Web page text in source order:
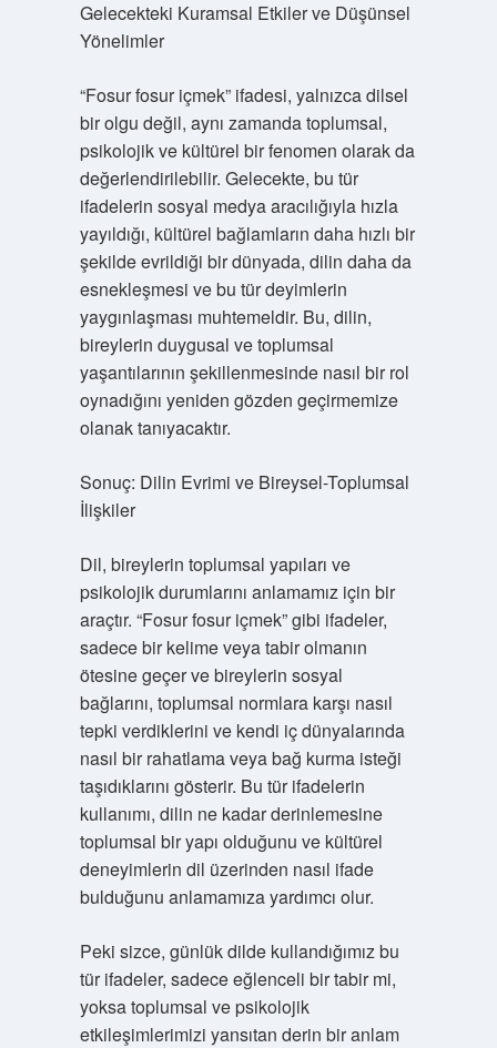
Gelecekteki Kuramsal Etkiler ve Düşünsel
Yönelimler
“Fosur fosur içmek” ifadesi, yalnızca dilsel
bir olgu değil, aynı zamanda toplumsal,
psikolojik ve kültürel bir fenomen olarak da
değerlendirilebilir. Gelecekte, bu tür
ifadelerin sosyal medya aracılığıyla hızla
yayıldığı, kültürel bağlamların daha hızlı bir
şekilde evrildiği bir dünyada, dilin daha da
esnekleşmesi ve bu tür deyimlerin
yaygınlaşması muhtemeldir. Bu, dilin,
bireylerin duygusal ve toplumsal
yaşantılarının şekillenmesinde nasıl bir rol
oynadığını yeniden gözden geçirmemize
olanak tanıyacaktır.
Sonuç: Dilin Evrimi ve Bireysel-Toplumsal
İlişkiler
Dil, bireylerin toplumsal yapıları ve
psikolojik durumlarını anlamamız için bir
araçtır. “Fosur fosur içmek” gibi ifadeler,
sadece bir kelime veya tabir olmanın
ötesine geçer ve bireylerin sosyal
bağlarını, toplumsal normlara karşı nasıl
tepki verdiklerini ve kendi iç dünyalarında
nasıl bir rahatlama veya bağ kurma isteği
taşıdıklarını gösterir. Bu tür ifadelerin
kullanımı, dilin ne kadar derinlemesine
toplumsal bir yapı olduğunu ve kültürel
deneyimlerin dil üzerinden nasıl ifade
bulduğunu anlamamıza yardımcı olur.
Peki sizce, günlük dilde kullandığımız bu
tür ifadeler, sadece eğlenceli bir tabir mi,
yoksa toplumsal ve psikolojik
etkileşimlerimizi yansıtan derin bir anlam